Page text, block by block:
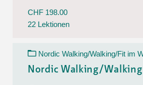
CHF 198.00
22 Lektionen
Nordic Walking/Walking/Fit im
Nordic Walking/Walking